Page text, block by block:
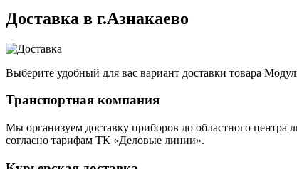
Доставка в г.Азнакаево
Выберите удобный для вас вариант доставки товара
Транспортная компания
Мы организуем доставку приборов до областного центра
согласно тарифам ТК «Деловые линии».